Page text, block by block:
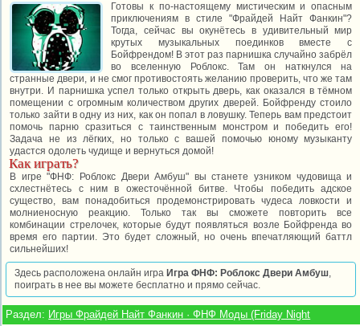
Готовы к по-настоящему мистическим и опасным
приключениям в стиле "Фрайдей Найт Фанкин"?
Тогда, сейчас вы окунётесь в удивительный мир
крутых музыкальных поединков вместе с
Бойфрендом! В этот раз парнишка случайно забрёл
во вселенную Роблокс. Там он наткнулся на
странные двери, и не смог противостоять желанию проверить, что же там
внутри. И парнишка успел только открыть дверь, как оказался в тёмном
помещении с огромным количеством других дверей. Бойфренду стоило
только зайти в одну из них, как он попал в ловушку. Теперь вам предстоит
помочь парню сразиться с таинственным монстром и победить его!
Задача не из лёгких, но только с вашей помочью юному музыканту
удастся одолеть чудище и вернуться домой!
Как играть?
В игре "ФНФ: Роблокс Двери Амбуш" вы станете узником чудовища и
схлестнётесь с ним в ожесточённой битве. Чтобы победить адское
существо, вам понадобиться продемонстрировать чудеса ловкости и
молниеносную реакцию. Только так вы сможете повторить все
комбинации стрелочек, которые будут появляться возле Бойфренда во
время его партии. Это будет сложный, но очень впечатляющий баттл
сильнейших!
Здесь расположена онлайн игра Игра ФНФ: Роблокс Двери Амбуш,
поиграть в нее вы можете бесплатно и прямо сейчас.
Раздел: Игры Фрайдей Найт Фанкин · ФНФ Моды (Friday Night